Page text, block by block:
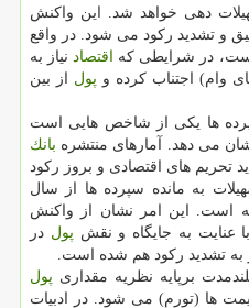
دهی خواهد شد. این واكنش
و تشدید ركود می ­شود. در واقع
در شرایطی كه اقتصاد نیاز به
وام) اجتناب كرده و پول از بین
­ها یكی از شاخص ­هایی است
می­ دهد. آمارهای منتشره بانك
تحریم ­های اقتصادی و بروز ركود
به مانده سپرده­ ها از سال
است. این امر نشان از واكنش
عنایت به جایگاه و نقش پول در
به تشدید ركود هم شده است.
برپایه نظریه مقداری پول
­ها (تورم) می ­شود. در ادبیات